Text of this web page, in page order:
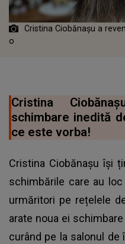
Cristina Ciobănașu a
o
Cristina
schimbare inedită
ce este vorba!
Cristina Ciobănașu își
schimbările care au
urmăritori pe rețelele
arate noua ei
curând pe la salonul